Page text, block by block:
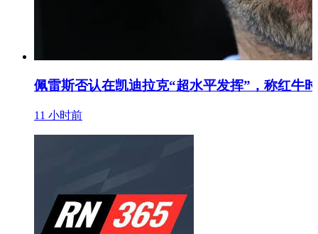
佩雷斯否认在凯迪拉克“超水平发挥”，称红牛
11 小时前